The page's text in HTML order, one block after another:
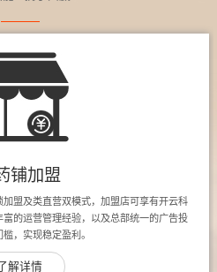
铺加盟
盟及类直营双模式，加盟店可享有开云科
的运营管理经验，以及总部统一的广告投
，实现稳定盈利。
解详情